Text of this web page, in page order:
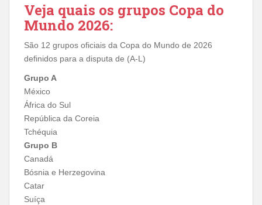
Veja quais os grupos Copa do
Mundo 2026:
São 12 grupos oficiais da Copa do Mundo de 2026
definidos para a disputa de (A-L)
Grupo A
México
África do Sul
República da Coreia
Tchéquia
Grupo B
Canadá
Bósnia e Herzegovina
Catar
Suíça